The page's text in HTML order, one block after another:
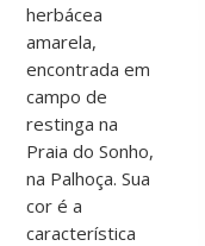
herbácea
amarela,
encontrada em
campo de
restinga na
Praia do Sonho,
na Palhoça. Sua
cor é a
característica